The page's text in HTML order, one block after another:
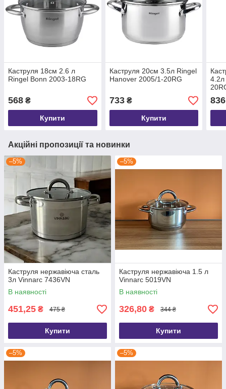
Каструля 18см 2.6 л
Ringel Bonn 2003-18RG
568 ₴
Купити
Каструля 20см 3.5л Ringel
Hanover 2005/1-20RG
733₴
Купити
4.2л
836
Акційні пропозиції та новинки
–5%
Каструля нержавіюча сталь
3л Vinnarc 7436VN
В наявності
451,25 ₴ 475 ₴
Купити
–5%
Каструля нержавіюча 1.5 л
Vinnarc 5019VN
В наявності
326,80 ₴ 344 ₴
Купити
–5% –5%